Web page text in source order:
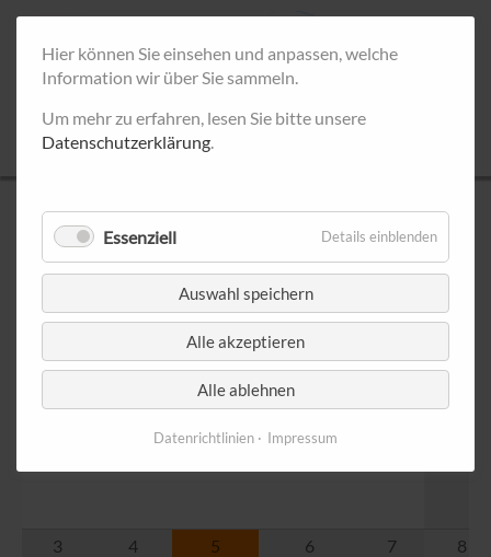
UNSERE INFOSTÄNDE
August 2026
Mittwoch Donnerstag
3 4 5 6 7 8
Hier können Sie einsehen und anpassen, welche
Information wir über Sie sammeln.
Um mehr zu erfahren, lesen Sie bitte unsere
Datenschutzerklärung.
Essenziell Details einblenden
Auswahl speichern
Alle akzeptieren
Alle ablehnen
Datenrichtlinien Impressum